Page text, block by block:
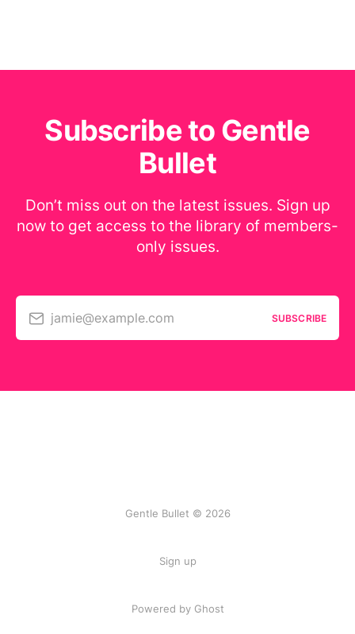
Subscribe to Gentle
Bullet
Don’t miss out on the latest issues. Sign up
now to get access to the library of members-
only issues.
jamie@example.com SUBSCRIBE
Gentle Bullet © 2026
Sign up
Powered by Ghost